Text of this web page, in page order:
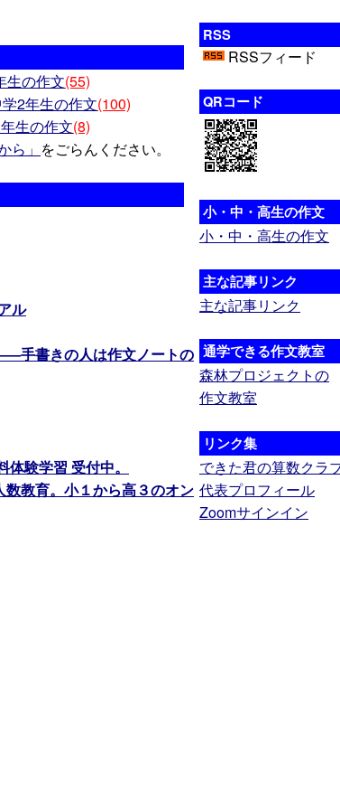
RSS
RSSフィード
QRコード
小・中・高生の作文
小・中・高生の作文
主な記事リンク
主な記事リンク
通学できる作文教室
森林プロジェクトの
作文教室
リンク集
できた君の算数クラ
代表プロフィール
Zoomサインイン
生の作文(55)
2年生の作文(100)
生の作文(8)
ら」 をごらんください。
ル
手書きの人は作文ノートの
験学習 受付中。
教育。小１から高３のオン